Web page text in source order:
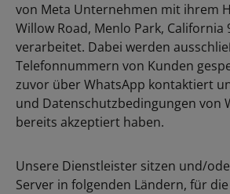
von Meta Unternehmen mit ihrem
Willow Road, Menlo Park, California
verarbeitet. Dabei werden
Telefonnummern von Kunden
zuvor über WhatsApp kontaktiert
und Datenschutzbedingungen von
bereits akzeptiert haben.
Unsere Dienstleister sitzen und/
Server in folgenden Ländern, für